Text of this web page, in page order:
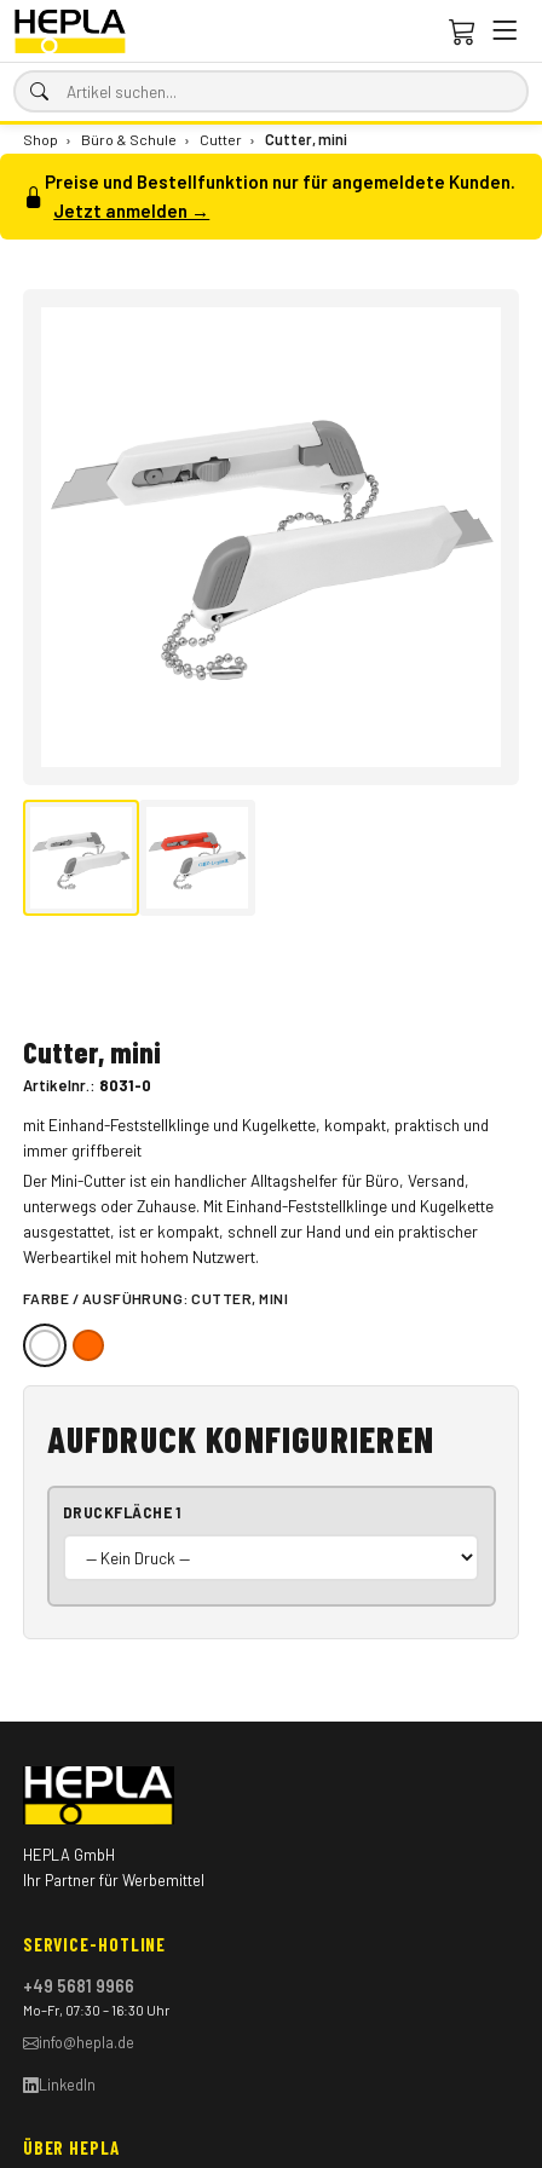
Shop › Büro & Schule › Cutter › Cutter, mini
Preise und Bestellfunktion nur für angemeldete Kunden.
Jetzt anmelden →
Cutter, mini
Artikelnr.: 8031-0
mit Einhand-Feststellklinge und Kugelkette, kompakt, praktisch und
immer griffbereit
Der Mini-Cutter ist ein handlicher Alltagshelfer für Büro, Versand,
unterwegs oder Zuhause. Mit Einhand-Feststellklinge und Kugelkette
ausgestattet, ist er kompakt, schnell zur Hand und ein praktischer
Werbeartikel mit hohem Nutzwert.
FARBE / AUSFÜHRUNG:CUTTER, MINI
AUFDRUCK KONFIGURIEREN
DRUCKFLÄCHE 1
HEPLA GmbH
Ihr Partner für Werbemittel
SERVICE-HOTLINE
+49 5681 9966
Mo–Fr, 07:30 – 16:30 Uhr
info@hepla.de
LinkedIn
ÜBER HEPLA